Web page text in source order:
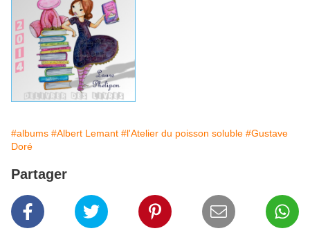
#albums #Albert Lemant #l'Atelier du poisson soluble #Gustave
Doré
Partager